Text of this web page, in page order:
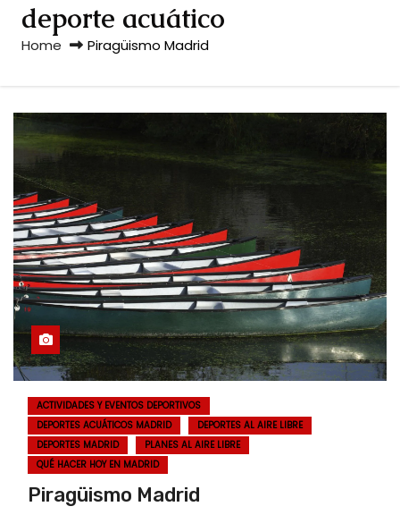
deporte acuático
Home Piragüismo Madrid
ACTIVIDADES Y EVENTOS DEPORTIVOS
DEPORTES ACUÁTICOS MADRID
DEPORTES AL AIRE LIBRE
DEPORTES MADRID
PLANES AL AIRE LIBRE
QUÉ HACER HOY EN MADRID
Piragüismo Madrid